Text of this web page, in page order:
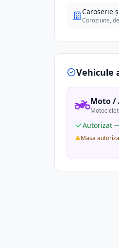
Caroserie
Coroziune,
Vehicule
Moto /
Autorizat
Masa